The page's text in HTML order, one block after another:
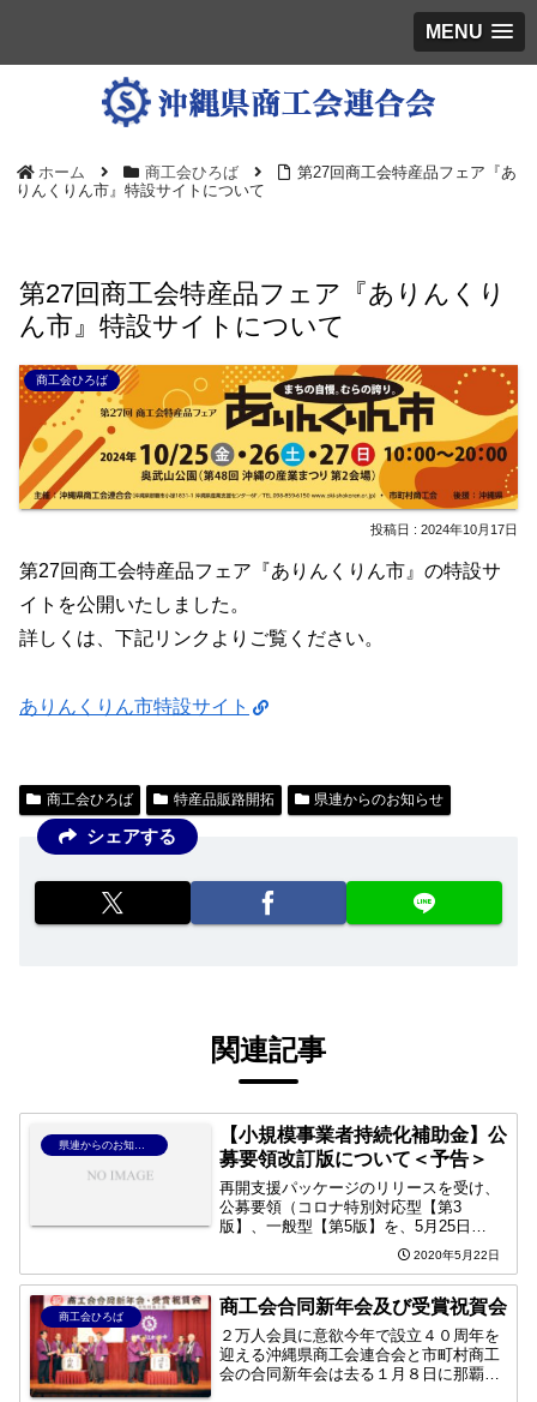
MENU
ホーム 商工会ひろば
第27回商工会特産品フェア『あ
りんくりん市』特設サイトについて
第27回商工会特産品フェア『ありんくり
ん市』特設サイトについて
商工会ひろば
2024年10月17日
第27回商工会特産品フェア『ありんくりん市』の特設サ
イトを公開いたしました。
詳しくは、下記リンクよりご覧ください。
ありんくりん市特設サイト
商工会ひろば 特産品販路開拓 県連からのお知らせ
シェアする
関連記事
【小規模事業者持続化補助金】公
募要領改訂版について＜予告＞
再開支援パッケージのリリースを受け、
公募要領（コロナ特別対応型【第3
版】、一般型【第5版】を、5月25日
（月）15：00に公開します。2020年5月22日
商工会ひろば 商工会合同新年会及び受賞祝賀会
２万人会員に意欲今年で設立４０周年を
迎える沖縄県商工会連合会と市町村商工
会の合同新年会は去る１月８日に那覇市